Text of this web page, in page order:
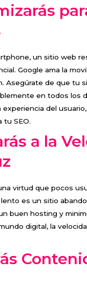
un sitio web
Google ama la
Asegúrate de que tu
en todos los
experiencia del
tu SEO.
a la
virtud que pocos
es un sitio
buen hosting y
digital, la